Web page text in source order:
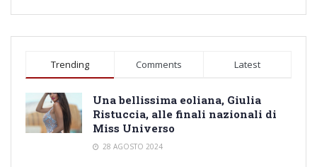
Trending Comments Latest
Una bellissima eoliana, Giulia
Ristuccia, alle finali nazionali di
Miss Universo
28 AGOSTO 2024